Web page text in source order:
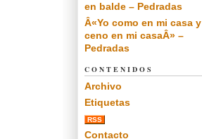
en balde – Pedradas
Â«Yo como en mi casa y
ceno en mi casaÂ» –
Pedradas
CONTENIDOS
Archivo
Etiquetas
RSS
Contacto